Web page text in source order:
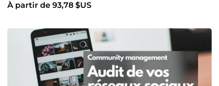
À partir de 93,78 $US